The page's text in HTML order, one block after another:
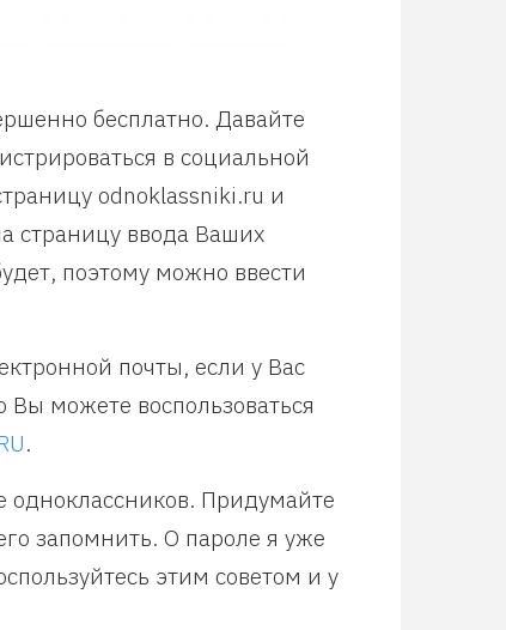
бесплатно. Давайте
в социальной
odnoklassniki.ru и
страницу ввода Ваших
поэтому можно ввести
почты, если у Вас
можете воспользоваться
.
одноклассников. Придумайте
запомнить. О пароле я уже
этим советом и у